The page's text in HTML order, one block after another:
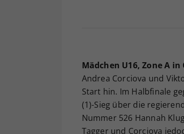
Mädchen U16, Zone A
Andrea Corciova und
Start hin. Im Halbfinale
(1)-Sieg über die
Nummer 526 Hannah
Tagger und Corciova